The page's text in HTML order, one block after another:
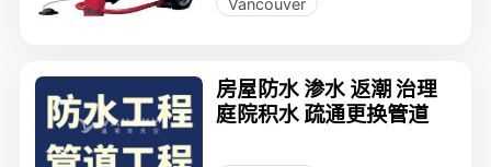
房屋防水 渗水 返潮 治理
庭院积水 疏通更换管道